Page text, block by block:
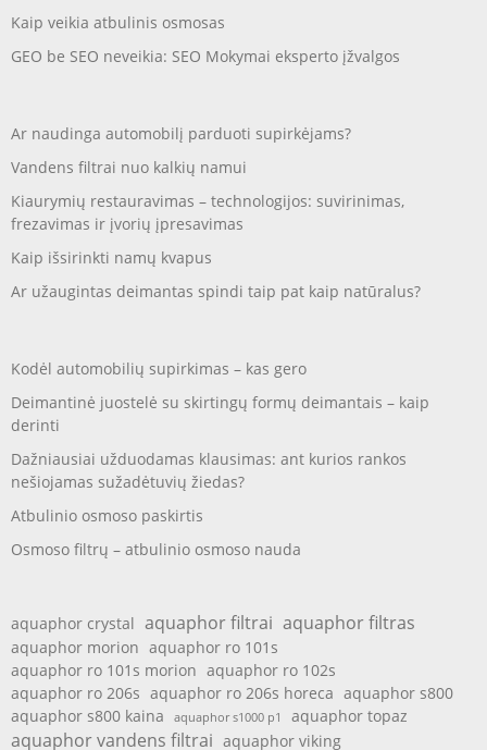
Kaip veikia atbulinis osmosas
GEO be SEO neveikia: SEO Mokymai eksperto įžvalgos
Ar naudinga automobilį parduoti supirkėjams?
Vandens filtrai nuo kalkių namui
Kiaurymių restauravimas – technologijos: suvirinimas,
frezavimas ir įvorių įpresavimas
Kaip išsirinkti namų kvapus
Ar užaugintas deimantas spindi taip pat kaip natūralus?
Kodėl automobilių supirkimas – kas gero
Deimantinė juostelė su skirtingų formų deimantais – kaip
derinti
Dažniausiai užduodamas klausimas: ant kurios rankos
nešiojamas sužadėtuvių žiedas?
Atbulinio osmoso paskirtis
Osmoso filtrų – atbulinio osmoso nauda
aquaphor crystal aquaphor filtrai aquaphor filtras
aquaphor morion aquaphor ro 101s
aquaphor ro 101s morion aquaphor ro 102s
aquaphor ro 206s aquaphor ro 206s horeca aquaphor s800
aquaphor s800 kaina
aquaphor s1000 p1 aquaphor topaz
aquaphor vandens filtrai aquaphor viking